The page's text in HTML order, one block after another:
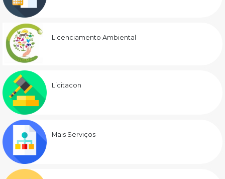
Licenciamento Ambiental
Licitacon
Mais Serviços